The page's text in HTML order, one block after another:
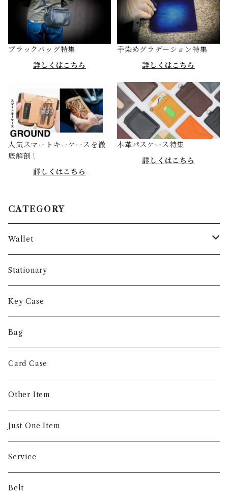
ブラックバッグ特集
詳しくはこちら
手染めグラデーション特集
詳しくはこちら
人気スマートキーケースを徹
底解剖！
詳しくはこちら
本革パスケース特集
詳しくはこちら
CATEGORY
Wallet
Long Wallet
Short Wallet
Coin Case
Money Clip
Stationary
Key Case
Bag
Card Case
Other Item
Just One Item
Service
Belt